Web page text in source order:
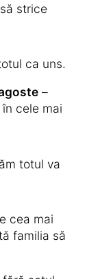
strice
ca uns.
–
cele mai
totul va
cea mai
familia să